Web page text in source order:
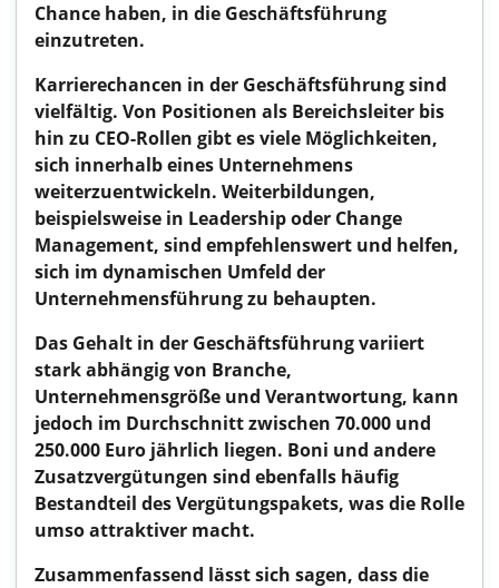
Chance haben, in die Geschäftsführung
einzutreten.
Karrierechancen in der Geschäftsführung sind
vielfältig. Von Positionen als Bereichsleiter bis
hin zu CEO-Rollen gibt es viele Möglichkeiten,
sich innerhalb eines Unternehmens
weiterzuentwickeln. Weiterbildungen,
beispielsweise in Leadership oder Change
Management, sind empfehlenswert und helfen,
sich im dynamischen Umfeld der
Unternehmensführung zu behaupten.
Das Gehalt in der Geschäftsführung variiert
stark abhängig von Branche,
Unternehmensgröße und Verantwortung, kann
jedoch im Durchschnitt zwischen 70.000 und
250.000 Euro jährlich liegen. Boni und andere
Zusatzvergütungen sind ebenfalls häufig
Bestandteil des Vergütungspakets, was die Rolle
umso attraktiver macht.
Zusammenfassend lässt sich sagen, dass die